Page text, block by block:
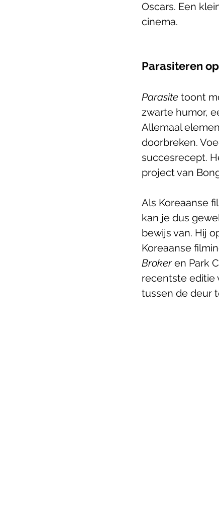
Oscars. Een
cinema.
Parasiteren op
Parasite toont
zwarte humor,
Allemaal
doorbreken.
succesrecept.
project van
Als Koreaanse
kan je dus
bewijs van. Hij
Koreaanse
Broker en Park
recentste editie
tussen de deur